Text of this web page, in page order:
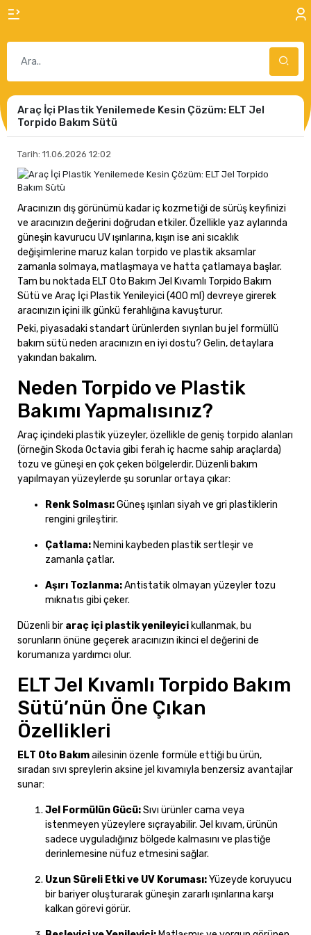
Araç İçi Plastik Yenilemede Kesin Çözüm: ELT Jel
Torpido Bakım Sütü
Tarih: 11.06.2026 12:02
Aracınızın dış görünümü kadar iç kozmetiği de sürüş keyfinizi
ve aracınızın değerini doğrudan etkiler. Özellikle yaz aylarında
güneşin kavurucu UV ışınlarına, kışın ise ani sıcaklık
değişimlerine maruz kalan torpido ve plastik aksamlar
zamanla solmaya, matlaşmaya ve hatta çatlamaya başlar.
Tam bu noktada ELT Oto Bakım Jel Kıvamlı Torpido Bakım
Sütü ve Araç İçi Plastik Yenileyici (400 ml) devreye girerek
aracınızın içini ilk günkü ferahlığına kavuşturur.
Peki, piyasadaki standart ürünlerden sıyrılan bu jel formüllü
bakım sütü neden aracınızın en iyi dostu? Gelin, detaylara
yakından bakalım.
Neden Torpido ve Plastik
Bakımı Yapmalısınız?
Araç içindeki plastik yüzeyler, özellikle de geniş torpido alanları
(örneğin Skoda Octavia gibi ferah iç hacme sahip araçlarda)
tozu ve güneşi en çok çeken bölgelerdir. Düzenli bakım
yapılmayan yüzeylerde şu sorunlar ortaya çıkar:
Renk Solması:Güneş ışınları siyah ve gri plastiklerin
rengini grileştirir.
Çatlama: Nemini kaybeden plastik sertleşir ve
zamanla çatlar.
Aşırı Tozlanma:Antistatik olmayan yüzeyler tozu
mıknatıs gibi çeker.
Düzenli bir araç içi plastik yenileyici kullanmak, bu
sorunların önüne geçerek aracınızın ikinci el değerini de
korumanıza yardımcı olur.
ELT Jel Kıvamlı Torpido Bakım
Sütü’nün Öne Çıkan
Özellikleri
ELT Oto Bakımailesinin özenle formüle ettiği bu ürün,
sıradan sıvı spreylerin aksine jel kıvamıyla benzersiz avantajlar
sunar:
Jel Formülün Gücü:Sıvı ürünler cama veya
istenmeyen yüzeylere sıçrayabilir. Jel kıvam, ürünün
sadece uyguladığınız bölgede kalmasını ve plastiğe
derinlemesine nüfuz etmesini sağlar.
Uzun Süreli Etki ve UV Koruması:Yüzeyde koruyucu
bir bariyer oluşturarak güneşin zararlı ışınlarına karşı
kalkan görevi görür.